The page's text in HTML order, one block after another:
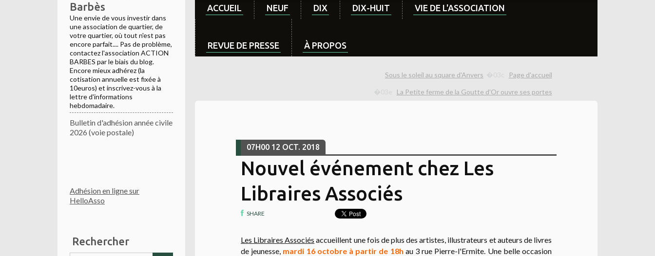
Barbès
Une envie de vous investir dans
une association de quartier, de
votre quartier, où tout n'est pas
encore parfait.... Pas de problème,
contactez l'association ACTION
BARBES par le biais du blog.
Encore mieux adhérez (la
cotisation annuelle est fixée à
10euros) et inscrivez-vous à la
lettre d'informations
hebdomadaire.
Bulletin d'adhésion année civile
2026 (voie postale)
Adhésion en ligne sur
HelloAsso
Rechercher
ACCUEIL NEUF DIX DIX-HUIT VIE DE L'ASSOCIATION
REVUE DE PRESSE À PROPOS
Sous le soleil au square d'Anvers Page d'accueil
La Petite ferme de la Goutte d'Or ouvre ses portes
07H00 12 OCT. 2018
Nouvel événement chez Les
Libraires Associés
SHARE
Les Libraires Associés accueillent une fois de plus des artistes, illustrateurs et auteurs de livres
de jeunesse, mardi 16 octobre à partir de 18h au 3 rue Pierre-l'Ermite. Une belle occasion